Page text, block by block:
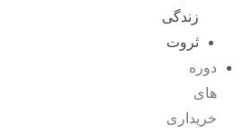
زندگی
ثروت
دوره
های
خریداری